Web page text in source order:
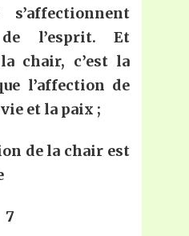
l’esprit. Et
chair, c’est la
l’affection de
et la paix ;
de la chair est
7